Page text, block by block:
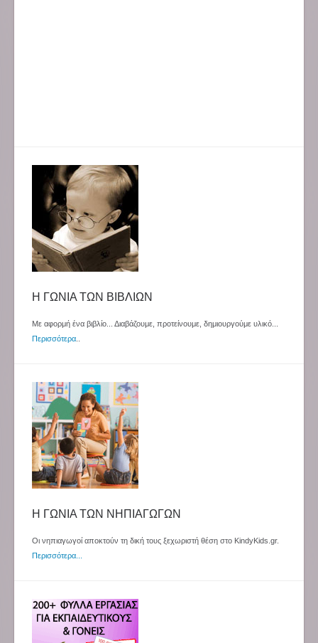
Η ΓΩΝΙΑ ΤΩΝ ΒΙΒΛΙΩΝ
Με αφορμή ένα βιβλίο... Διαβάζουμε, προτείνουμε, δημιουργούμε υλικό...
Περισσότερα
Η ΓΩΝΙΑ ΤΩΝ ΝΗΠΙΑΓΩΓΩΝ
Οι νηπιαγωγοί αποκτούν τη δική τους ξεχωριστή θέση στο KindyKids.gr.
Περισσότερα...